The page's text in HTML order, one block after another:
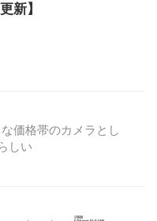
新】
価格帯のカメラとし
しい